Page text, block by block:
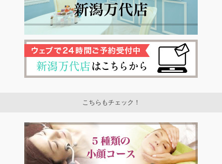
こちらもチェック！